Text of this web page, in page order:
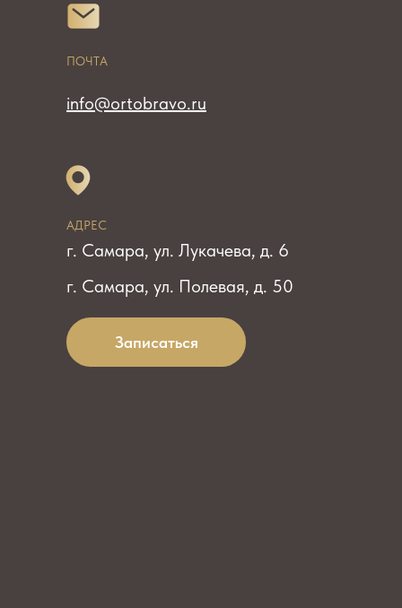
Записаться
ПОЧТА
АДРЕС
info@ortobravo.ru
г. Самара, ул. Лукачева, д. 6
г. Самара, ул. Полевая, д. 50